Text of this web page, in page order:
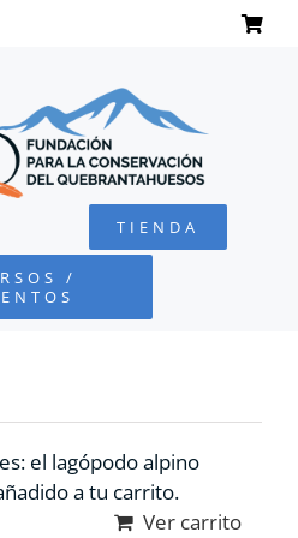
TIENDA
/
el lagópodo alpino
a tu carrito.
Ver carrito